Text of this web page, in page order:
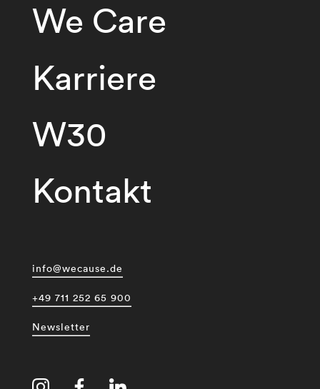
We Care
Karriere
W30
Kontakt
info@wecause.de
+49 711 252 65 900
Newsletter